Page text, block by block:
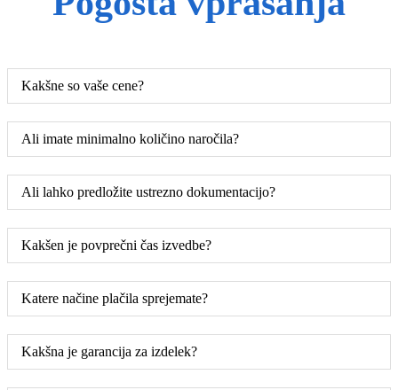
Kakšne so vaše cene?
Ali imate minimalno količino naročila?
Ali lahko predložite ustrezno dokumentacijo?
Kakšen je povprečni čas izvedbe?
Katere načine plačila sprejemate?
Kakšna je garancija za izdelek?